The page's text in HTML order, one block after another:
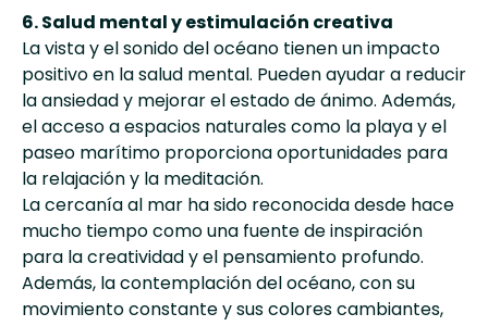
6. Salud mental y estimulación creativa
La vista y el sonido del océano tienen un impacto
positivo en la salud mental. Pueden ayudar a reducir
la ansiedad y mejorar el estado de ánimo. Además,
el acceso a espacios naturales como la playa y el
paseo marítimo proporciona oportunidades para
la relajación y la meditación.
La cercanía al mar ha sido reconocida desde hace
mucho tiempo como una fuente de inspiración
para la creatividad y el pensamiento profundo.
Además, la contemplación del océano, con su
movimiento constante y sus colores cambiantes,